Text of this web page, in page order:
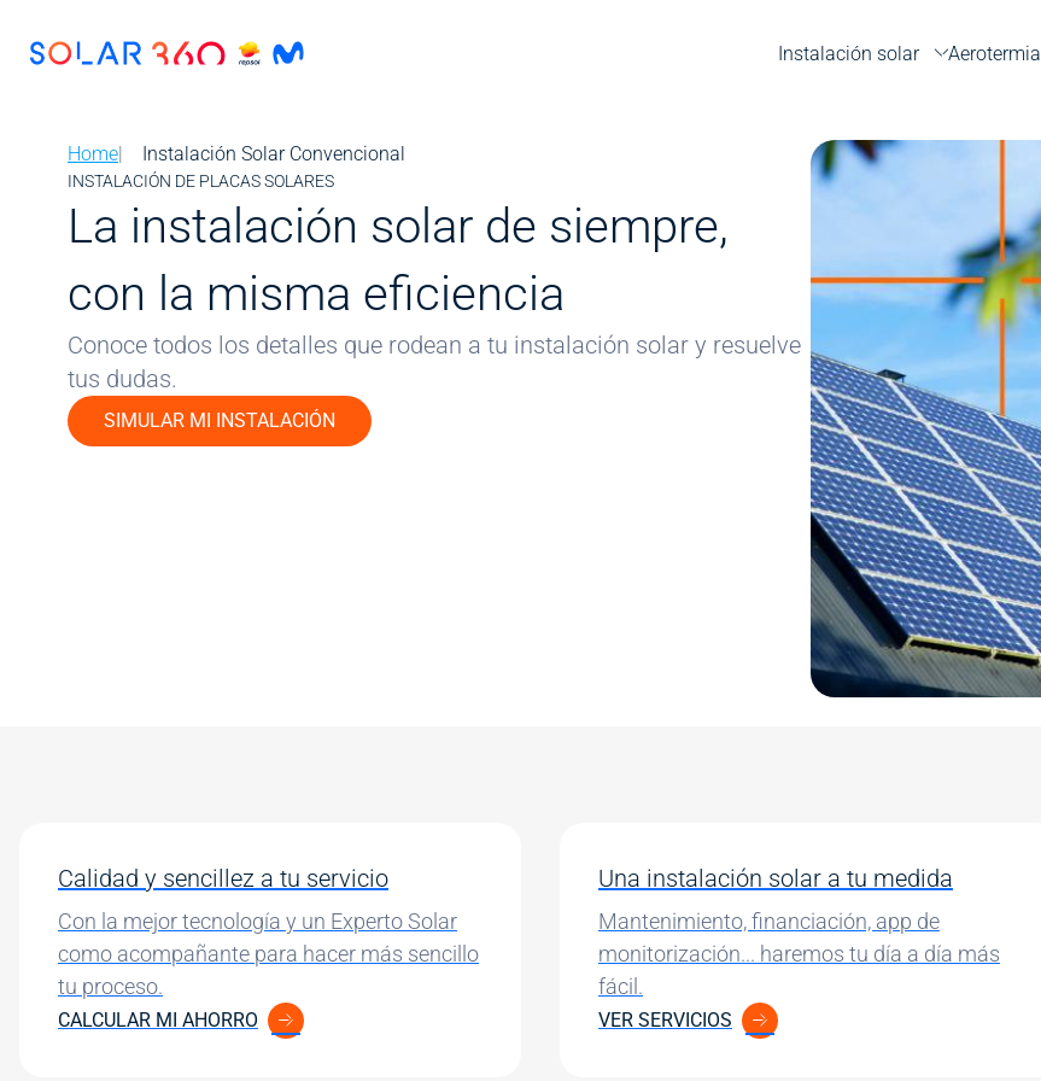
Image
Instalación solar Aerotermia
Home Instalación Solar Convencional
INSTALACIÓN DE PLACAS SOLARES
La instalación solar de siempre,
con la misma eficiencia
Conoce todos los detalles que rodean a tu instalación solar y resuelve
tus dudas.
SIMULAR MI INSTALACIÓN
Image
Calidad y sencillez a tu servicio
Con la mejor tecnología y un Experto Solar
como acompañante para hacer más sencillo
tu proceso.
CALCULAR MI AHORRO
Una instalación solar a tu medida
Mantenimiento, financiación, app de
monitorización... haremos tu día a día más
fácil.
VER SERVICIOS